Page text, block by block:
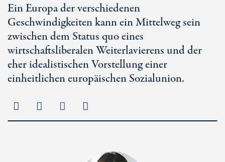
Ein Europa der verschiedenen
Geschwindigkeiten kann ein Mittelweg sein
zwischen dem Status quo eines
wirtschaftsliberalen Weiterlavierens und der
eher idealistischen Vorstellung einer
einheitlichen europäischen Sozialunion.